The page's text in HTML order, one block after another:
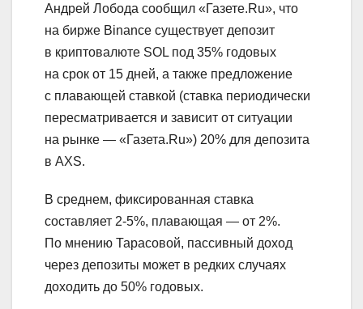
Андрей Лобода сообщил «Газете.Ru», что
на бирже Binance существует депозит
в криптовалюте SOL под 35% годовых
на срок от 15 дней, а также предложение
с плавающей ставкой (ставка периодически
пересматривается и зависит от ситуации
на рынке — «Газета.Ru») 20% для депозита
в AXS.
В среднем, фиксированная ставка
составляет 2-5%, плавающая — от 2%.
По мнению Тарасовой, пассивный доход
через депозиты может в редких случаях
доходить до 50% годовых.